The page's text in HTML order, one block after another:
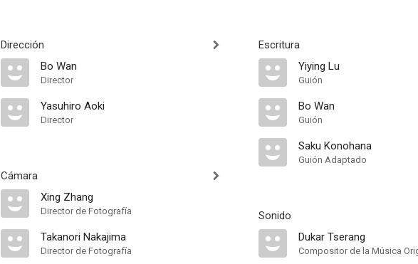
Dirección
Bo Wan
Director
Yasuhiro Aoki
Director
Cámara
Xing Zhang
Director de Fotografía
Takanori Nakajima
Director de Fotografía
Escritura
Yiying Lu
Guión
Bo Wan
Guión
Saku Konohana
Guión Adaptado
Sonido
Dukar Tserang
Compositor de la Música